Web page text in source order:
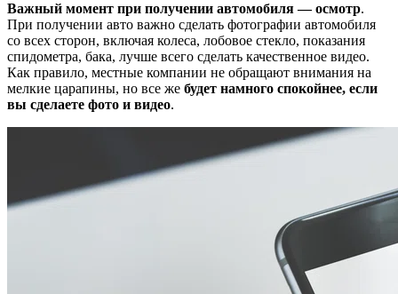
Важный момент при получении автомобиля — осмотр.
При получении авто важно сделать фотографии автомобиля
со всех сторон, включая колеса, лобовое стекло, показания
спидометра, бака, лучше всего сделать качественное видео.
Как правило, местные компании не обращают внимания на
мелкие царапины, но все же будет намного спокойнее, если
вы сделаете фото и видео.